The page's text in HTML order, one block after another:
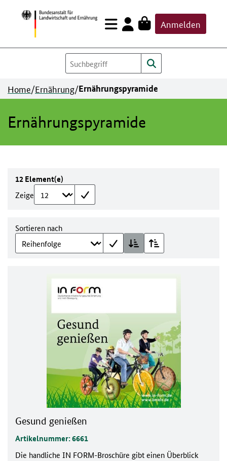
Zum
Inhalt
springen
Anmelden
Home/Ernährung/Ernährungspyramide
Ernährungspyramide
12 Element(e)
Zeige
Sortieren nach
Gesund genießen
Artikelnummer: 6661
Die handliche IN FORM-Broschüre gibt einen Überblick